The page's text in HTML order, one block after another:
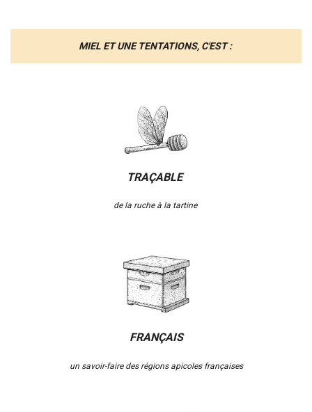
MIEL ET UNE TENTATIONS, C'EST :
TRAÇABLE
de la ruche à la tartine
FRANÇAIS
un savoir-faire des régions apicoles françaises